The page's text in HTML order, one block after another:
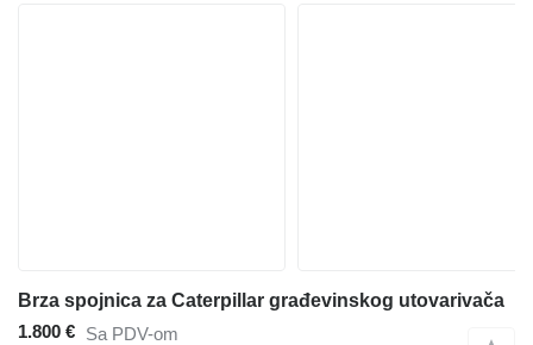
Brza spojnica za Caterpillar građevinskog utovarivača
1.800 € Sa PDV-om